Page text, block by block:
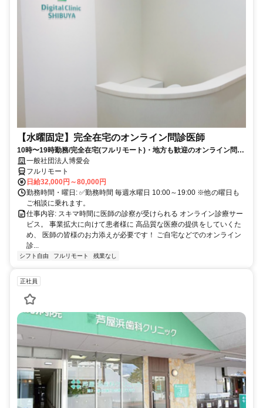
【水曜固定】完全在宅のオンライン問診医師
10時〜19時勤務/完全在宅(フルリモート)・地方も歓迎のオンライン問診
業務一般社団法人博愛会
フルリモート
日給32,000円～80,000円
勤務時間・曜日: ✅勤務時間 毎週水曜日 10:00～19:00 ※他の曜日も
ご相談に乗れます。
仕事内容: スキマ時間に医師の診察が受けられる オンライン診療サー
ビス。 事業拡大に向けて患者様に 高品質な医療の提供をしていくた
め、 医師の皆様のお力添えが必要です！ ご自宅などでのオンライン
診...
シフト自由 フルリモート 残業なし
正社員